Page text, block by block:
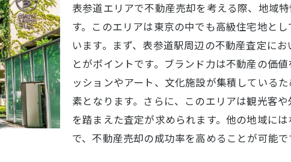
地元の不動産市場を分析するポイント
効果的な査定に向けたデータ活用法
不動産売却を成功させるためのタイミング
地域のライフスタイルを反映した査定
宅地表参道で不動産を売却するための査定方法
高級物件の特性を活かした査定テクニック
査定におけるデザインと設備の評価
表参道エリアで不動産売却を考える際、地域
す。このエリアは東京の中でも高級住宅地と
います。まず、表参道駅周辺の不動産査定に
とがポイントです。ブランド力は不動産の価
ッションやアート、文化施設が集積している
素となります。さらに、このエリアは観光客
を踏まえた査定が求められます。他の地域に
で、不動産売却の成功率を高めることが可能で